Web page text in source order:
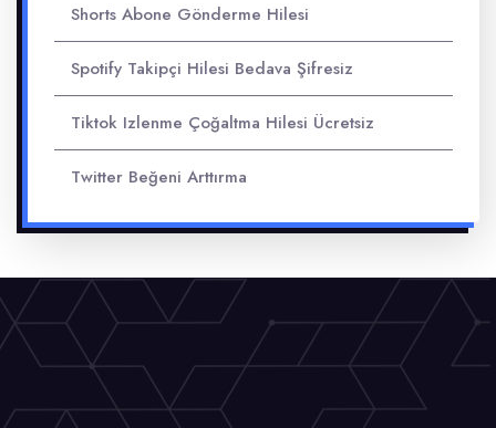
Shorts Abone Gönderme Hilesi
Spotify Takipçi Hilesi Bedava Şifresiz
Tiktok Izlenme Çoğaltma Hilesi Ücretsiz
Twitter Beğeni Arttırma